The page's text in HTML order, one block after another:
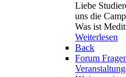
Liebe
uns die
Was ist
Weiterlesen
Back
Forum